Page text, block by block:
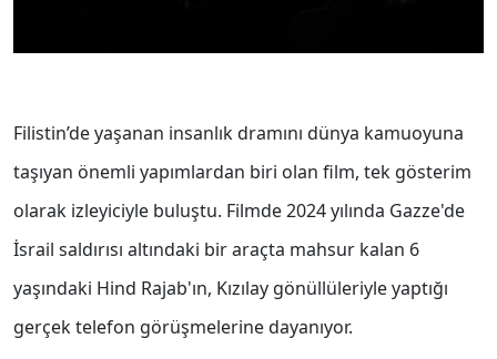
Filistin’de yaşanan insanlık dramını dünya kamuoyuna
taşıyan önemli yapımlardan biri olan film, tek gösterim
olarak izleyiciyle buluştu. Filmde 2024 yılında Gazze'de
İsrail saldırısı altındaki bir araçta mahsur kalan 6
yaşındaki Hind Rajab'ın, Kızılay gönüllüleriyle yaptığı
gerçek telefon görüşmelerine dayanıyor.